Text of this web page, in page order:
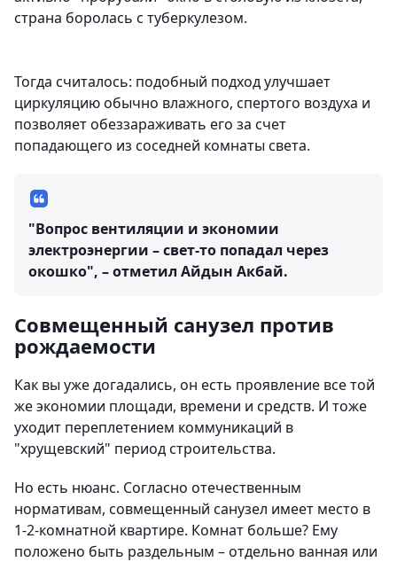
страна боролась с туберкулезом.
Тогда считалось: подобный подход улучшает
циркуляцию обычно влажного, спертого воздуха и
позволяет обеззараживать его за счет
попадающего из соседней комнаты света.
"Вопрос вентиляции и экономии
электроэнергии – свет-то попадал через
окошко", – отметил Айдын Акбай.
Совмещенный санузел против
рождаемости
Как вы уже догадались, он есть проявление все той
же экономии площади, времени и средств. И тоже
уходит переплетением коммуникаций в
"хрущевский" период строительства.
Но есть нюанс. Согласно отечественным
нормативам, совмещенный санузел имеет место в
1-2-комнатной квартире. Комнат больше? Ему
положено быть раздельным – отдельно ванная или